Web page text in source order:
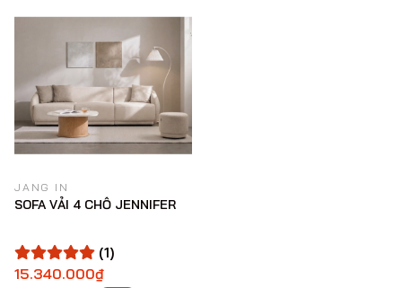
JANG IN
SOFA VẢI 4 CHỖ JENNIFER
(1)
15.340.000₫